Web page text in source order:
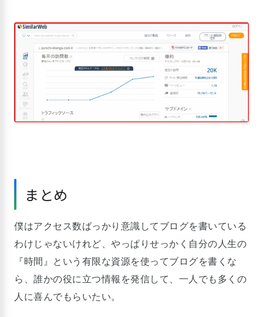
まとめ
僕はアクセス数ばっかり意識してブログを書いている
わけじゃないけれど、やっぱりせっかく自分の人生の
『時間』という有限な資源を使ってブログを書くな
ら、誰かの役に立つ情報を発信して、一人でも多くの
人に喜んでもらいたい。